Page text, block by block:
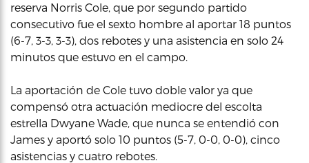
reserva Norris Cole, que por segundo partido
consecutivo fue el sexto hombre al aportar 18 puntos
(6-7, 3-3, 3-3), dos rebotes y una asistencia en solo 24
minutos que estuvo en el campo.
La aportación de Cole tuvo doble valor ya que
compensó otra actuación mediocre del escolta
estrella Dwyane Wade, que nunca se entendió con
James y aportó solo 10 puntos (5-7, 0-0, 0-0), cinco
asistencias y cuatro rebotes.